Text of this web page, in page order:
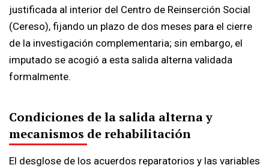
justificada al interior del Centro de Reinserción Social
(Cereso), fijando un plazo de dos meses para el cierre
de la investigación complementaria; sin embargo, el
imputado se acogió a esta salida alterna validada
formalmente.
Condiciones de la salida alterna y
mecanismos de rehabilitación
El desglose de los acuerdos reparatorios y las variables